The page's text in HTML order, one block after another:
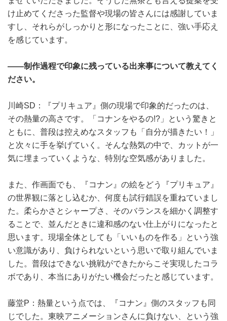
け止めてくださった監督や現場の皆さんには感謝していま
すし、それらがしっかりと形になったことに、強い手応え
を感じています。
――制作過程で印象に残っている出来事について教えてく
ださい。
川崎SD：『プリキュア』側の現場で印象的だったのは、
その熱量の高さです。「コナンをやるの!?」という驚きと
ともに、普段は控えめなスタッフも「自分が描きたい！」
と次々に手を挙げていく。そんな熱気の中で、カットが一
気に埋まっていくような、特別な空気感がありました。
また、作画面でも、『コナン』の絵をどう『プリキュア』
の世界観に落とし込むか、何度も試行錯誤を重ねていまし
た。柔らかさとシャープさ、そのバランスを細かく調整す
ることで、並んだときに違和感のない仕上がりになったと
思います。現場全体としても「いいものを作る」という強
い意識があり、負けられないという思いで取り組んでいま
した。普段はできない挑戦ができたからこそ実現したコラ
ボであり、本当にありがたい機会だったと感じています。
藤堂P：熱量という点では、『コナン』側のスタッフも同
じでした。東映アニメーションさんに負けない、という強